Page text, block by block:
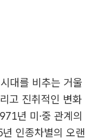
대를 비추는 거울
고 진취적인 변화
년 미·중 관계의
인종차별의 오랜